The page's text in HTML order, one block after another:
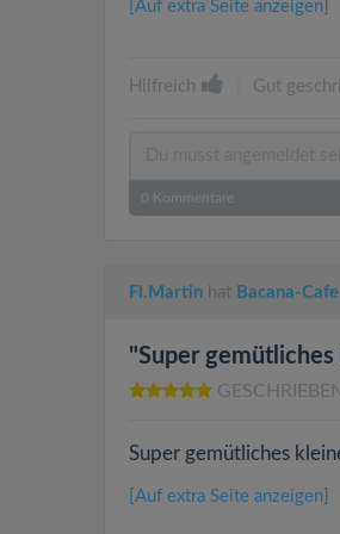
[Auf extra Seite anzeigen]
Hilfreich Gut
0 Kommentare
Fl.Martin hat Bacana-Cafe
"Super
Super gemütliches
[Auf extra Seite anzeigen]